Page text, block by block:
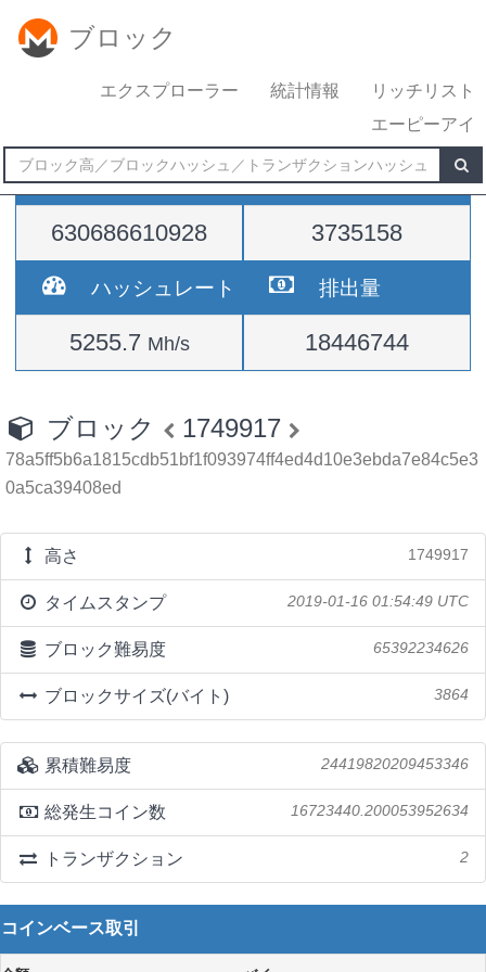
ブロック
エクスプローラー 統計情報
リッチリスト
エーピーアイ
難易度
630686610928
高さ
3735158
ハッシュレート
5255.7 Mh/s
排出量
18446744
ブロック 1749917
78a5ff5b6a1815cdb51bf1f093974ff4ed4d10e3ebda7e84c5e3
0a5ca39408ed
高さ 1749917
タイムスタンプ 2019-01-16 01:54:49 UTC
ブロック難易度 65392234626
ブロックサイズ(バイト) 3864
累積難易度 24419820209453346
総発生コイン数 16723440.200053952634
トランザクション 2
コインベース取引